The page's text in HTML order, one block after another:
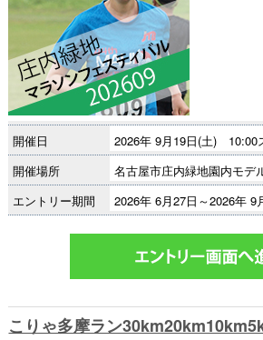
開催日
2026年 9月19日(土) 10:00
開催場所
名古屋市庄内緑地園内モデ
エントリー期間
2026年 6月27日～2026年 9
こりゃ多摩ラン